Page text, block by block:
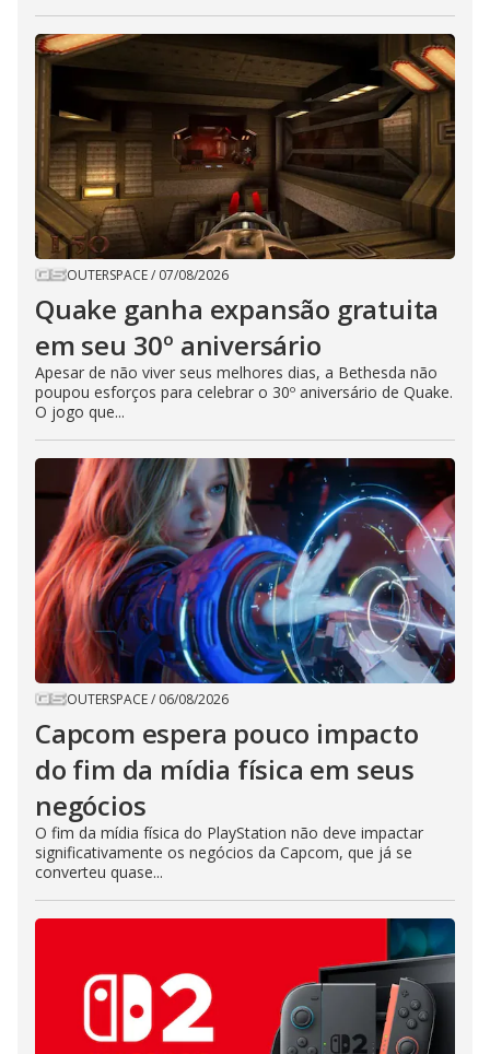
OUTERSPACE/ 07/08/2026
Quake ganha expansão gratuita
em seu 30º aniversário
Apesar de não viver seus melhores dias, a Bethesda não
poupou esforços para celebrar o 30º aniversário de Quake.
O jogo que...
OUTERSPACE/ 06/08/2026
Capcom espera pouco impacto
do fim da mídia física em seus
negócios
O fim da mídia física do PlayStation não deve impactar
significativamente os negócios da Capcom, que já se
converteu quase...